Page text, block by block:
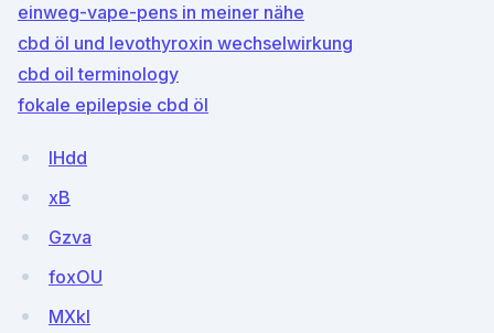
einweg-vape-pens in meiner nähe
cbd öl und levothyroxin wechselwirkung
cbd oil terminology
fokale epilepsie cbd öl
IHdd
xB
Gzva
foxOU
MXkI